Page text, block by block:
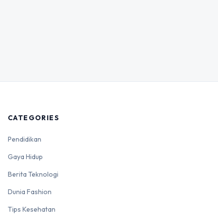
CATEGORIES
Pendidikan
Gaya Hidup
Berita Teknologi
Dunia Fashion
Tips Kesehatan